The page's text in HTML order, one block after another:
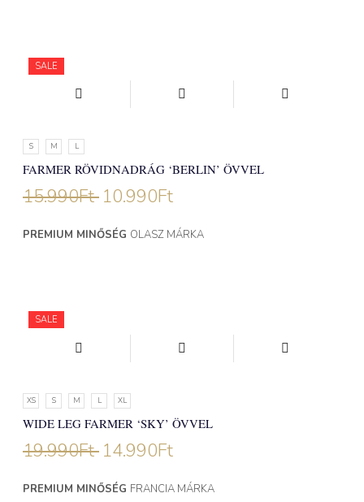
SALE
S M L
FARMER RÖVIDNADRÁG ‘BERLIN’ ÖVVEL
15.990Ft 10.990Ft
PREMIUM MINŐSÉG OLASZ MÁRKA
SALE
XS S M L XL
WIDE LEG FARMER ‘SKY’ ÖVVEL
19.990Ft 14.990Ft
PREMIUM MINŐSÉG FRANCIA MÁRKA